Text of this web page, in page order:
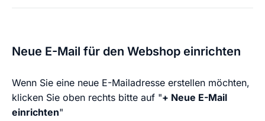
Neue E-Mail für den Webshop einrichten
Wenn Sie eine neue E-Mailadresse erstellen möchten,
klicken Sie oben rechts bitte auf "+ Neue E-Mail
einrichten"